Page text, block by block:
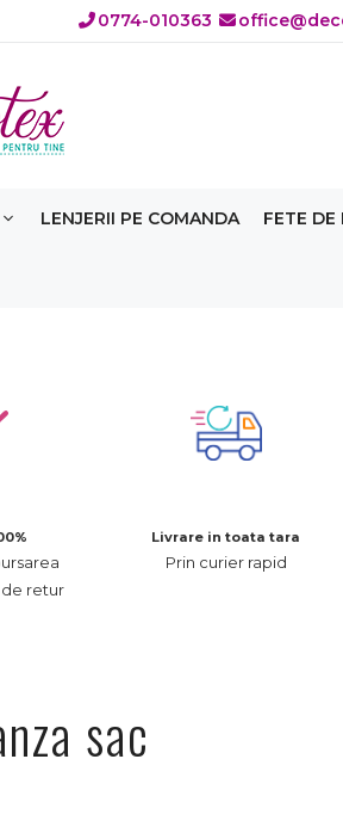
0774-010363
LENJERII PE COMANDA FETE
de retur
Livrare in toata tara
Prin curier rapid
sac